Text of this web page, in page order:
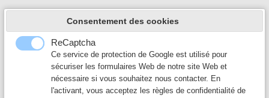
▼
Périphérique▼
Consentement des cookies
ReCaptcha
Ce service de protection de Google est utilisé pour
sécuriser les formulaires Web de notre site Web et
nécessaire si vous souhaitez nous contacter. En
l'activant, vous acceptez les règles de confidentialité de